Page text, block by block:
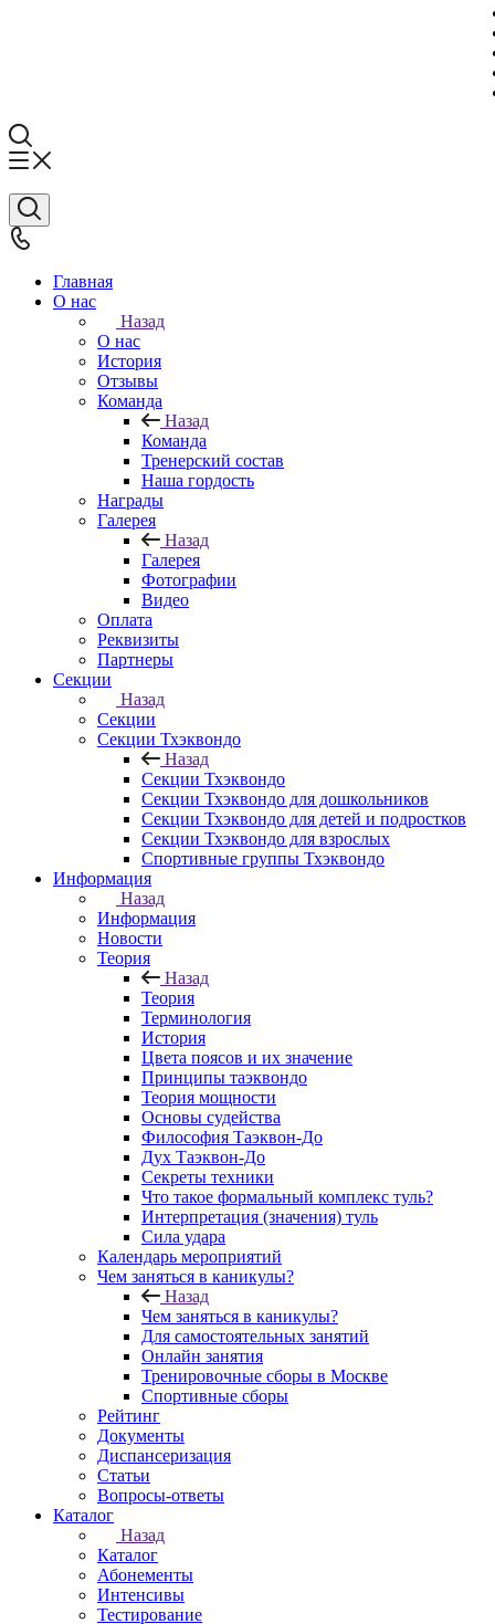
Главная
О нас
Назад
О нас
История
Отзывы
Команда
Назад
Команда
Тренерский состав
Наша гордость
Награды
Галерея
Назад
Галерея
Фотографии
Видео
Оплата
Реквизиты
Партнеры
Секции
Назад
Секции
Секции Тхэквондо
Назад
Секции Тхэквондо
Секции Тхэквондо для дошкольников
Секции Тхэквондо для детей и подростков
Секции Тхэквондо для взрослых
Спортивные группы Тхэквондо
Информация
Назад
Информация
Новости
Теория
Назад
Теория
Терминология
История
Цвета поясов и их значение
Принципы таэквондо
Теория мощности
Основы судейства
Философия Таэквон-До
Дух Таэквон-До
Секреты техники
Что такое формальный комплекс туль?
Интерпретация (значения) туль
Сила удара
Календарь мероприятий
Чем заняться в каникулы?
Назад
Чем заняться в каникулы?
Для самостоятельных занятий
Онлайн занятия
Тренировочные сборы в Москве
Спортивные сборы
Рейтинг
Документы
Диспансеризация
Статьи
Вопросы-ответы
Каталог
Назад
Каталог
Абонементы
Интенсивы
Тестирование